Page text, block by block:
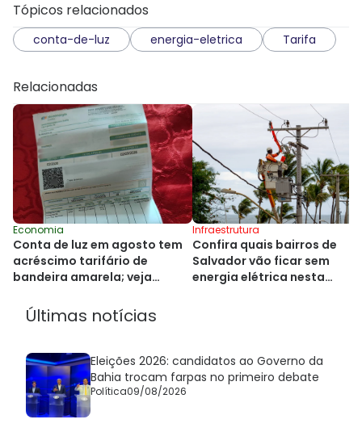
Tópicos relacionados
conta-de-luz energia-eletrica Tarifa
Relacionadas
Economia
Conta de luz em agosto tem
acréscimo tarifário de
bandeira amarela; veja
Infraestrutura
Confira quais bairros de
Salvador vão ficar sem
energia elétrica nesta
Últimas notícias
Eleições 2026: candidatos ao Governo da
Bahia trocam farpas no primeiro debate
Política09/08/2026